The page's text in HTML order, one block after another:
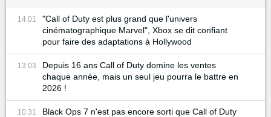
14:01
"Call of Duty est plus grand que l'univers
cinématographique Marvel", Xbox se dit confiant
pour faire des adaptations à Hollywood
13:03
Depuis 16 ans Call of Duty domine les ventes
chaque année, mais un seul jeu pourra le battre en
2026 !
10:31
Black Ops 7 n'est pas encore sorti que Call of Duty